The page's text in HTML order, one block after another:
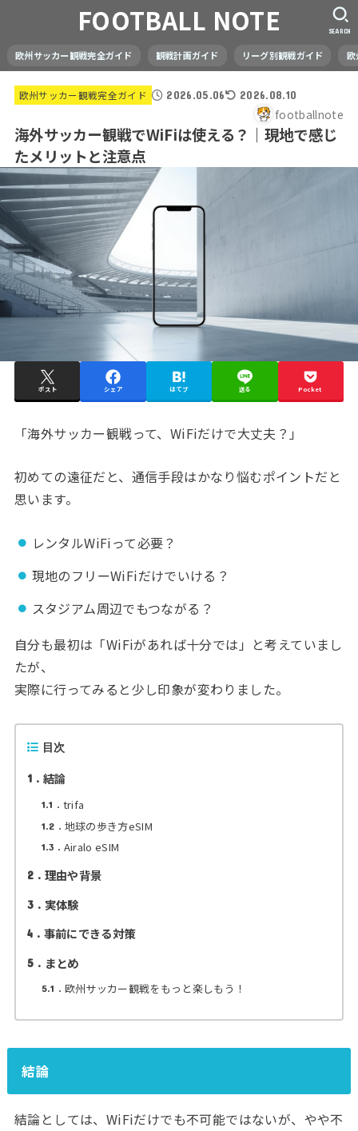
FOOTBALL NOTE
欧州サッカー観戦完全ガイド 観戦計画ガイド リーグ別観戦ガイド 欧
SEARCH
欧州サッカー観戦完全ガイド 2026.05.06 2026.08.10
footballnote
海外サッカー観戦でWiFiは使える？｜現地で感じ
たメリットと注意点
ポスト シェア はてブ 送る Pocket
「海外サッカー観戦って、WiFiだけで大丈夫？」
初めての遠征だと、通信手段はかなり悩むポイントだと
思います。
レンタルWiFiって必要？
現地のフリーWiFiだけでいける？
スタジアム周辺でもつながる？
自分も最初は「WiFiがあれば十分では」と考えていまし
たが、
実際に行ってみると少し印象が変わりました。
目次
1 結論
1.1 trifa
1.2 地球の歩き方eSIM
1.3 Airalo eSIM
2 理由や背景
3 実体験
4 事前にできる対策
5 まとめ
5.1 欧州サッカー観戦をもっと楽しもう！
結論
結論としては、WiFiだけでも不可能ではないが、やや不